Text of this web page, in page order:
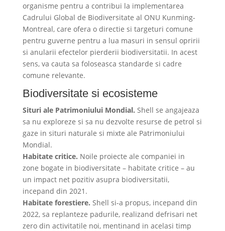
organisme pentru a contribui la implementarea
Cadrului Global de Biodiversitate al ONU Kunming-
Montreal, care ofera o directie si targeturi comune
pentru guverne pentru a lua masuri in sensul opririi
si anularii efectelor pierderii biodiversitatii. In acest
sens, va cauta sa foloseasca standarde si cadre
comune relevante.
Biodiversitate si ecosisteme
Situri ale Patrimoniului Mondial. Shell se angajeaza
sa nu exploreze si sa nu dezvolte resurse de petrol si
gaze in situri naturale si mixte ale Patrimoniului
Mondial.
Habitate critice. Noile proiecte ale companiei in
zone bogate in biodiversitate – habitate critice – au
un impact net pozitiv asupra biodiversitatii,
incepand din 2021.
Habitate forestiere. Shell si-a propus, incepand din
2022, sa replanteze padurile, realizand defrisari net
zero din activitatile noi, mentinand in acelasi timp